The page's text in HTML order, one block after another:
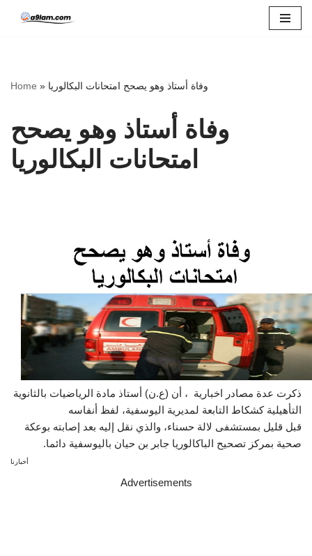
Home » وفاة أستاذ وهو يصحح امتحانات البكالوريا
وفاة أستاذ وهو يصحح
امتحانات البكالوريا
ذكرت عدة مصادر اخبارية ، أن (ع.ن) أستاذ مادة الرياضيات بالثانوية
التأهيلية كشكاط التابعة لمديرية اليوسفية، لفظ أنفاسه
قبل قليل بمستشفى لالة حسناء، والذي نقل إليه بعد إصابته بوعكة
صحية بمركز تصحيح الباكالوريا جابر بن حيان باليوسفية دائما.
أخبارنا
Advertisements